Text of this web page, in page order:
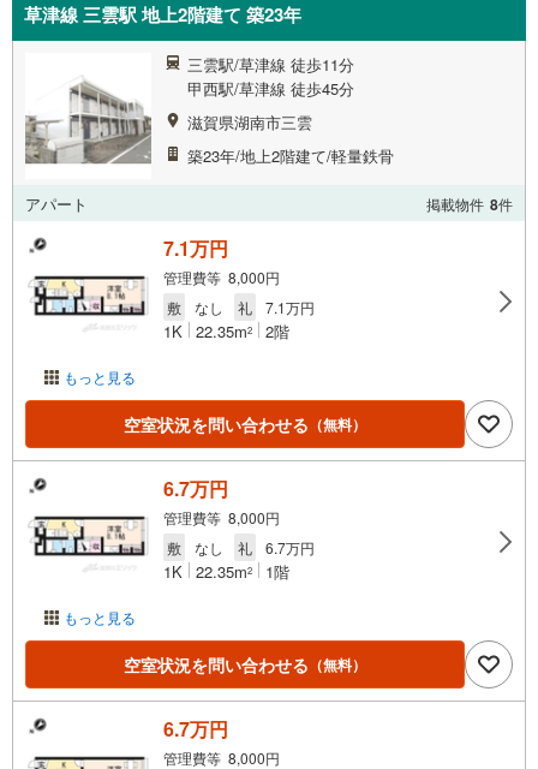
草津線 三雲駅 地上2階建て 築23年
三雲駅/草津線 徒歩11分
甲西駅/草津線 徒歩45分
滋賀県湖南市三雲
築23年/地上2階建て/軽量鉄骨
アパート 掲載物件 8件
もっと見る
7.1万円
管理費等 8,000円
敷
なし 礼 7.1万円
1K 22.35m2 2階
空室状況を問い合わせる （無料）
もっと見る
6.7万円
管理費等 8,000円
敷
なし 礼 6.7万円
1K 22.35m2 1階
空室状況を問い合わせる （無料）
6.7万円
管理費等 8,000円